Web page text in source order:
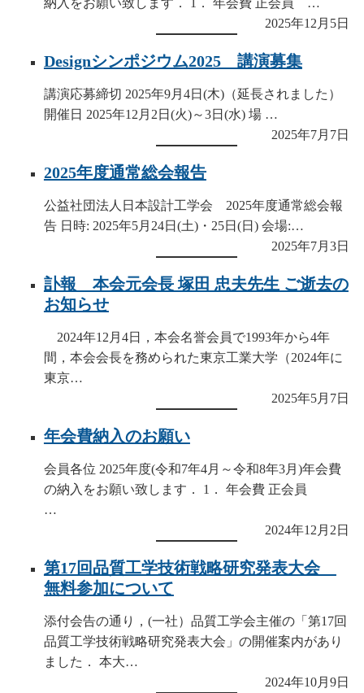
納入をお願い致します． 1． 年会費 正会員 …
2025年12月5日
Designシンポジウム2025 講演募集
講演応募締切 2025年9月4日(木)（延長されました）
開催日 2025年12月2日(火)～3日(水) 場 …
2025年7月7日
2025年度通常総会報告
公益社団法人日本設計工学会 2025年度通常総会報
告 日時: 2025年5月24日(土)・25日(日) 会場:…
2025年7月3日
訃報 本会元会長 塚田 忠夫先生 ご逝去の
お知らせ
2024年12月4日，本会名誉会員で1993年から4年
間，本会会長を務められた東京工業大学（2024年に
東京…
2025年5月7日
年会費納入のお願い
会員各位 2025年度(令和7年4月～令和8年3月)年会費
の納入をお願い致します． 1． 年会費 正会員
…
2024年12月2日
第17回品質工学技術戦略研究発表大会
無料参加について
添付会告の通り，(一社）品質工学会主催の「第17回
品質工学技術戦略研究発表大会」の開催案内があり
ました． 本大…
2024年10月9日